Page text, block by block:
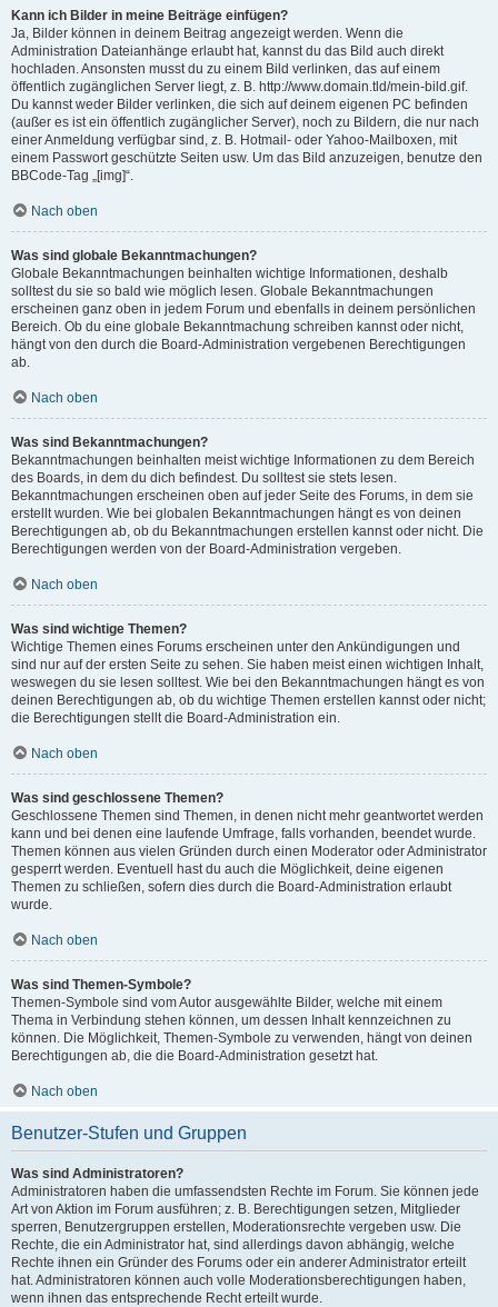
Kann ich Bilder in meine Beiträge einfügen?
Ja, Bilder können in deinem Beitrag angezeigt werden. Wenn die
Administration Dateianhänge erlaubt hat, kannst du das Bild auch direkt
hochladen. Ansonsten musst du zu einem Bild verlinken, das auf einem
öffentlich zugänglichen Server liegt, z. B. http://www.domain.tld/mein-bild.gif.
Du kannst weder Bilder verlinken, die sich auf deinem eigenen PC befinden
(außer es ist ein öffentlich zugänglicher Server), noch zu Bildern, die nur nach
einer Anmeldung verfügbar sind, z. B. Hotmail- oder Yahoo-Mailboxen, mit
einem Passwort geschützte Seiten usw. Um das Bild anzuzeigen, benutze den
BBCode-Tag „[img]“.
Nach oben
Was sind globale Bekanntmachungen?
Globale Bekanntmachungen beinhalten wichtige Informationen, deshalb
solltest du sie so bald wie möglich lesen. Globale Bekanntmachungen
erscheinen ganz oben in jedem Forum und ebenfalls in deinem persönlichen
Bereich. Ob du eine globale Bekanntmachung schreiben kannst oder nicht,
hängt von den durch die Board-Administration vergebenen Berechtigungen
ab.
Nach oben
Was sind Bekanntmachungen?
Bekanntmachungen beinhalten meist wichtige Informationen zu dem Bereich
des Boards, in dem du dich befindest. Du solltest sie stets lesen.
Bekanntmachungen erscheinen oben auf jeder Seite des Forums, in dem sie
erstellt wurden. Wie bei globalen Bekanntmachungen hängt es von deinen
Berechtigungen ab, ob du Bekanntmachungen erstellen kannst oder nicht. Die
Berechtigungen werden von der Board-Administration vergeben.
Nach oben
Was sind wichtige Themen?
Wichtige Themen eines Forums erscheinen unter den Ankündigungen und
sind nur auf der ersten Seite zu sehen. Sie haben meist einen wichtigen Inhalt,
weswegen du sie lesen solltest. Wie bei den Bekanntmachungen hängt es von
deinen Berechtigungen ab, ob du wichtige Themen erstellen kannst oder nicht;
die Berechtigungen stellt die Board-Administration ein.
Nach oben
Was sind geschlossene Themen?
Geschlossene Themen sind Themen, in denen nicht mehr geantwortet werden
kann und bei denen eine laufende Umfrage, falls vorhanden, beendet wurde.
Themen können aus vielen Gründen durch einen Moderator oder Administrator
gesperrt werden. Eventuell hast du auch die Möglichkeit, deine eigenen
Themen zu schließen, sofern dies durch die Board-Administration erlaubt
wurde.
Nach oben
Was sind Themen-Symbole?
Themen-Symbole sind vom Autor ausgewählte Bilder, welche mit einem
Thema in Verbindung stehen können, um dessen Inhalt kennzeichnen zu
können. Die Möglichkeit, Themen-Symbole zu verwenden, hängt von deinen
Berechtigungen ab, die die Board-Administration gesetzt hat.
Nach oben
Benutzer-Stufen und Gruppen
Was sind Administratoren?
Administratoren haben die umfassendsten Rechte im Forum. Sie können jede
Art von Aktion im Forum ausführen; z. B. Berechtigungen setzen, Mitglieder
sperren, Benutzergruppen erstellen, Moderationsrechte vergeben usw. Die
Rechte, die ein Administrator hat, sind allerdings davon abhängig, welche
Rechte ihnen ein Gründer des Forums oder ein anderer Administrator erteilt
hat. Administratoren können auch volle Moderationsberechtigungen haben,
wenn ihnen das entsprechende Recht erteilt wurde.